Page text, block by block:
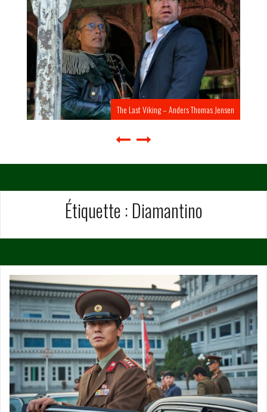
The Last Viking – Anders Thomas Jensen
Étiquette : Diamantino